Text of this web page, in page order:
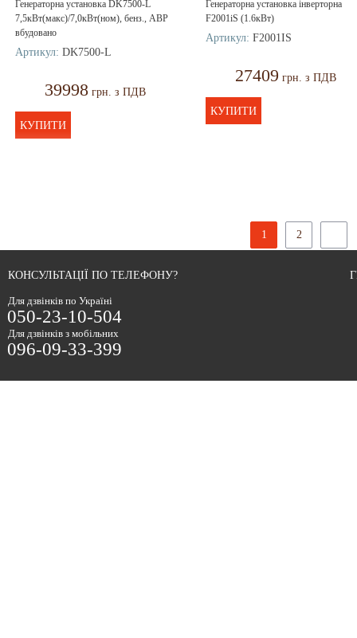
Генераторна установка DK7500-L
7,5кВт(макс)/7,0кВт(ном), бенз., АВР
вбудовано
Артикул: DK7500-L
39998 грн. з ПДВ
КУПИТИ
Генераторна установка інверторна
F2001iS (1.6кВт)
Артикул: F2001IS
27409 грн. з ПДВ
КУПИТИ
1 2
КОНСУЛЬТАЦІЇ ПО ТЕЛЕФОНУ?
Для дзвінків по Україні
050-23-10-504
Для дзвінків з мобільних
096-09-33-399